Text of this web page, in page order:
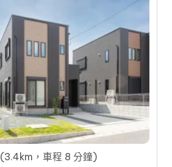
(3.4km，車程 8 分鐘)